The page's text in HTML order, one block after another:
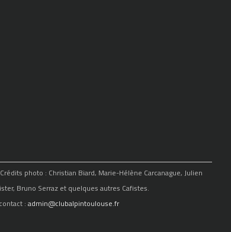
photo : Christian Biard, Marie-Hélène Carcanague, Julien
Bruno Serraz et quelques autres Cafistes.
:admin@clubalpintoulouse.fr